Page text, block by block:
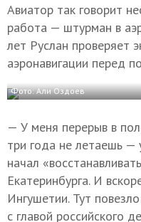
Авиатор так говорит
работа — штурман в
лет Руслан проверяет
аэронавигации перед
Фото: Али Оздоев
— У меня перерыв в
три года не летаешь —
начал
Екатеринбурга. И
Ингушетии. Тут
с главой российского